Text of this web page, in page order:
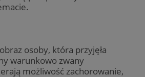
osoby, która przyjęła
warunkowo zwany
możliwość zachorowanie,